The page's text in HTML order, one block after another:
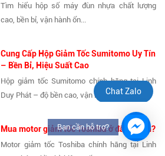
Tìm hiểu hộp số máy đùn nhựa chất lượng
cao, bền bỉ, vận hành ổn...
Cung Cấp Hộp Giảm Tốc Sumitomo Uy Tín
– Bền Bỉ, Hiệu Suất Cao
Hộp giảm tốc Sumitomo chính hãng tại Linh
Duy Phát – độ bền cao, vận hành...
Mua motor giảm tốc Toshiba ở đâu uy tín?
Motor giảm tốc Toshiba chính hãng tại Linh
Chat Zalo
Bạn cần hỗ trợ?